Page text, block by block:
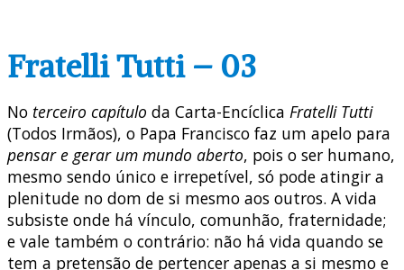
Fratelli Tutti – 03
No terceiro capítulo da Carta-Encíclica Fratelli Tutti
(Todos Irmãos), o Papa Francisco faz um apelo para
pensar e gerar um mundo aberto, pois o ser humano,
mesmo sendo único e irrepetível, só pode atingir a
plenitude no dom de si mesmo aos outros. A vida
subsiste onde há vínculo, comunhão, fraternidade;
e vale também o contrário: não há vida quando se
tem a pretensão de pertencer apenas a si mesmo e